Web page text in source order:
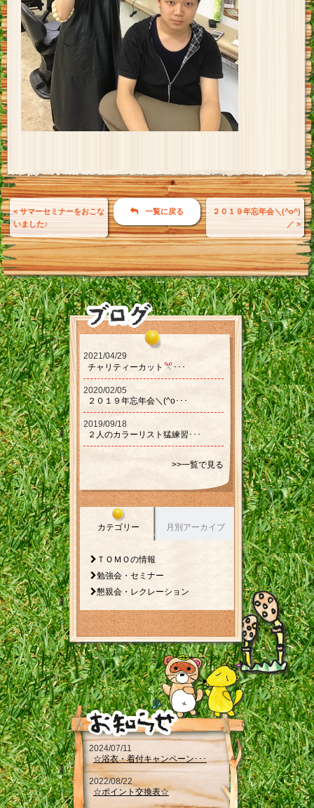
<サマーセミナーをおこな
いました♪
一覧に戻る
２０１９年忘年会＼(^o^)
／>
2021/04/29
チャリティーカット‪‪
･･･
2020/02/05
２０１９年忘年会＼(^o･･･
2019/09/18
２人のカラーリスト猛練習･･･
>>一覧で見る
カテゴリー 月別アーカイブ
ＴＯＭＯの情報
勉強会・セミナー
懇親会・レクレーション
2024/07/11
☆浴衣・着付キャンペーン･･･
2022/08/22
☆ポイント交換表☆